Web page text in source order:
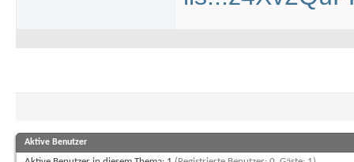
Aktive Benutzer